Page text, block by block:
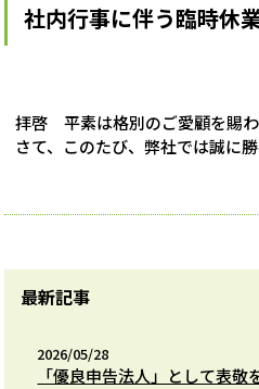
社内行事に伴う臨時休
拝啓 平素は格別のご愛顧を賜わ
さて、このたび、弊社では誠に
最新記事
2026/05/28
「優良申告法人」として表敬